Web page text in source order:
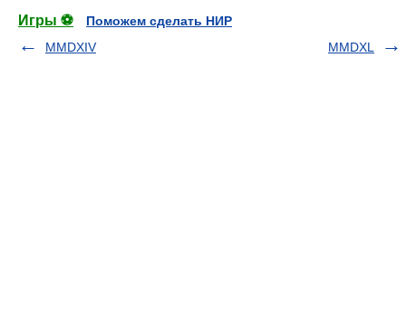
Игры ⚽
Поможем сделать НИР
MMDXIV
MMDXL